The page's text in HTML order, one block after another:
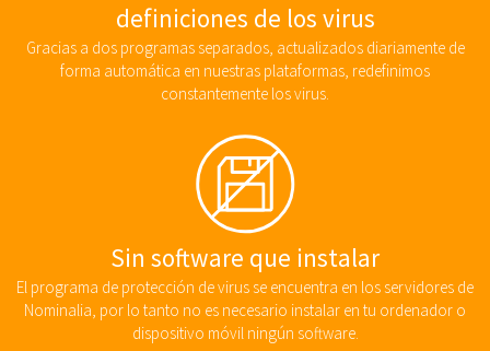
definiciones de los virus
Gracias a dos programas separados, actualizados diariamente de
forma automática en nuestras plataformas, redefinimos
constantemente los virus.
Sin software que instalar
El programa de protección de virus se encuentra en los servidores de
Nominalia, por lo tanto no es necesario instalar en tu ordenador o
dispositivo móvil ningún software.